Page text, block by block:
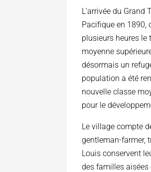
L’arrivée du
Pacifique en 1890,
plusieurs heures le
moyenne
désormais un
population a été
nouvelle classe
pour le
Le village compte
gentleman-farmer,
Louis conservent
des familles